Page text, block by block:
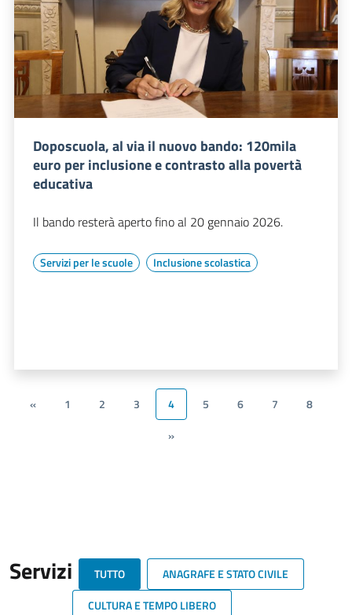
Doposcuola, al via il nuovo bando: 120mila
euro per inclusione e contrasto alla povertà
educativa
Il bando resterà aperto fino al 20 gennaio 2026.
Servizi per le scuole Inclusione scolastica
« 1 2 3 4 5 6 7
8
»
Servizi TUTTO
ANAGRAFE E STATO CIVILE
CULTURA E TEMPO LIBERO